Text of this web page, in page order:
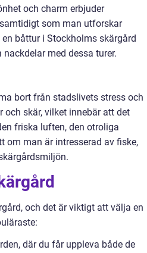
och charm erbjuder
som man utforskar
båttur i Stockholms skärgård
med dessa turer.
bort från stadslivets stress och
och skär, vilket innebär att det
friska luften, den otroliga
om man är intresserad av fiske,
och det är viktigt att välja en
där du får uppleva både de